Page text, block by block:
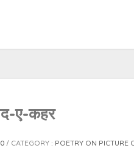
ए-कहर
CATEGORY : POETRY ON PICTURE